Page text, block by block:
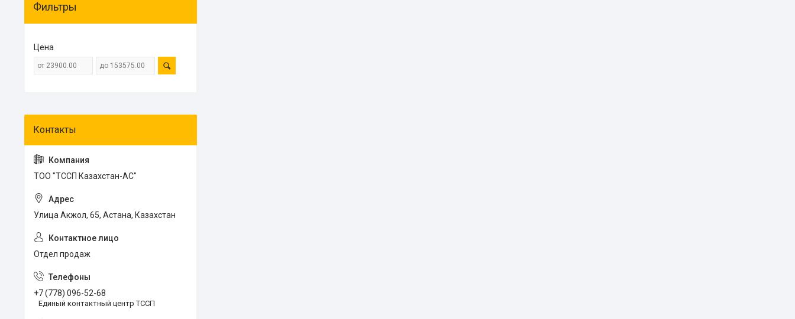
Фильтры
Цена
ТОО "ТССП Казахстан-АС"
Улица Акжол, 65, Астана, Казахстан
Отдел продаж
+7 (778) 096-52-68
Единый контактный центр ТССП